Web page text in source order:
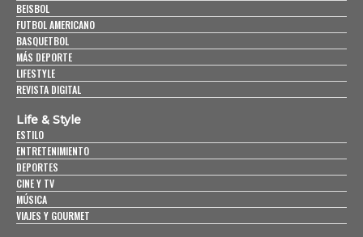
BEISBOL
FUTBOL AMERICANO
BASQUETBOL
MÁS DEPORTE
LIFESTYLE
REVISTA DIGITAL
Life & Style
ESTILO
ENTRETENIMIENTO
DEPORTES
CINE Y TV
MÚSICA
VIAJES Y GOURMET